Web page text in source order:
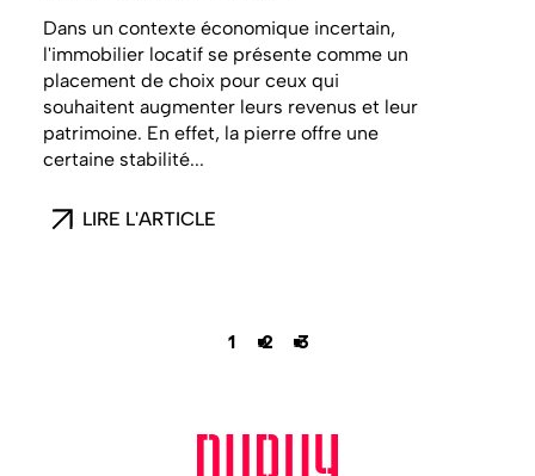
Dans un contexte économique incertain,
l'immobilier locatif se présente comme un
placement de choix pour ceux qui
souhaitent augmenter leurs revenus et leur
patrimoine. En effet, la pierre offre une
certaine stabilité...
LIRE L'ARTICLE
1 2 3